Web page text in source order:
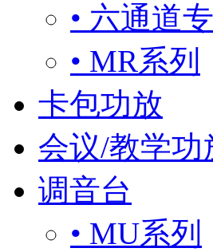
• 六通道
• MR系列
卡包功放
会议/教学功
调音台
• MU系列